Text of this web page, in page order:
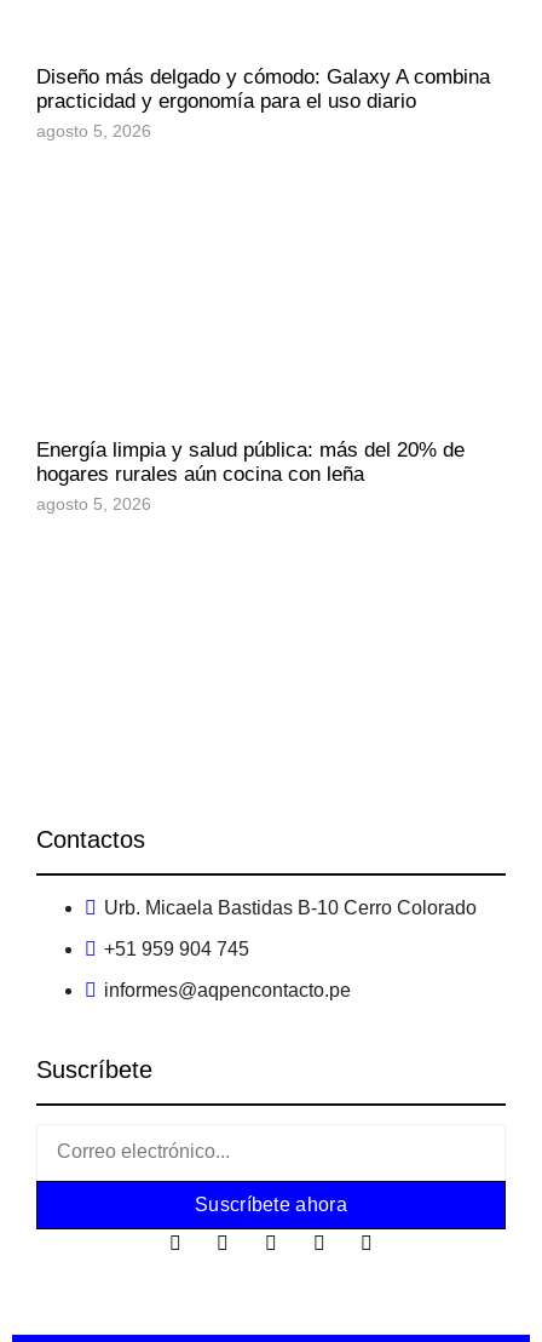
Diseño más delgado y cómodo: Galaxy A combina
practicidad y ergonomía para el uso diario
agosto 5, 2026
Energía limpia y salud pública: más del 20% de
hogares rurales aún cocina con leña
agosto 5, 2026
Contactos
Urb. Micaela Bastidas B-10 Cerro Colorado
+51 959 904 745
informes@aqpencontacto.pe
Suscríbete
Suscríbete ahora